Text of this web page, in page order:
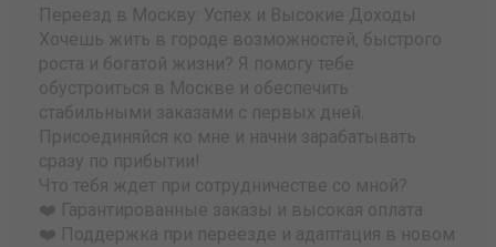
Переезд в Москву: Успех и Высокие Доходы
Хочешь жить в городе возможностей, быстрого
роста и богатой жизни? Я помогу тебе
обустроиться в Москве и обеспечить
стабильными заказами с первых дней.
Присоединяйся ко мне и начни зарабатывать
сразу по прибытии!
Что тебя ждет при сотрудничестве со мной?
❤️ Гарантированные заказы и высокая оплата
❤️ Поддержка при переезде и адаптация в новом